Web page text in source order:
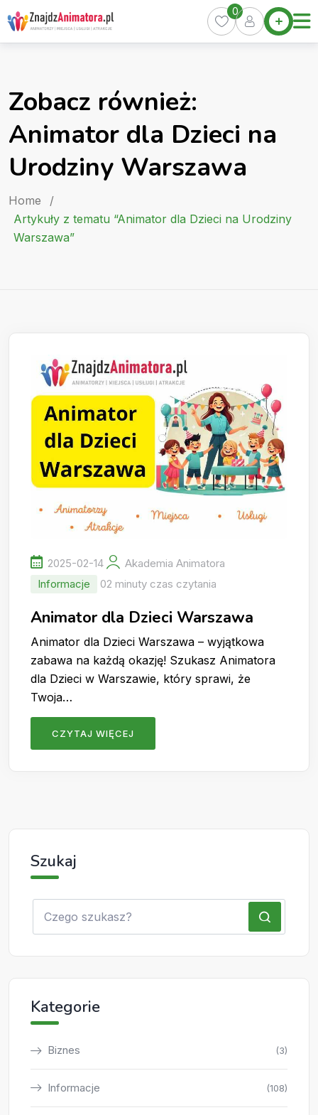
Skip
to
content
Home
Oferty
Kurs
Artykuły
0
Zobacz również:
Animator dla Dzieci na
Urodziny Warszawa
Home
/
Artykuły z tematu “Animator dla Dzieci na Urodziny
Warszawa”
2025-02-14
Akademia Animatora
Informacje
02 minuty czas czytania
Animator dla Dzieci Warszawa
Animator dla Dzieci Warszawa – wyjątkowa
zabawa na każdą okazję! Szukasz Animatora
dla Dzieci w Warszawie, który sprawi, że
Twoja…
CZYTAJ WIĘCEJ
Szukaj
Kategorie
Biznes (3)
Informacje (108)